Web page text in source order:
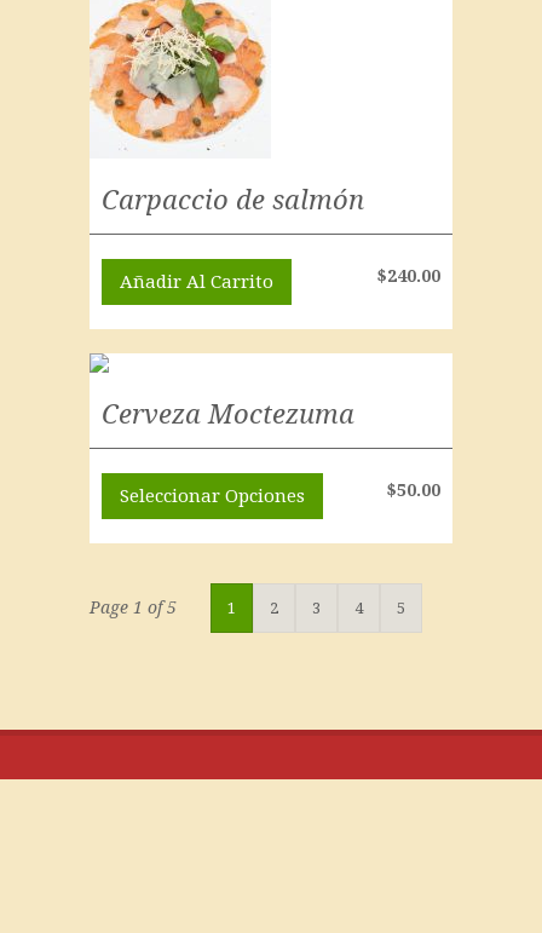
Carpaccio de salmón
$240.00
Añadir Al Carrito
Cerveza Moctezuma
$50.00
Seleccionar Opciones
Page 1 of 5 1 2 3 4 5